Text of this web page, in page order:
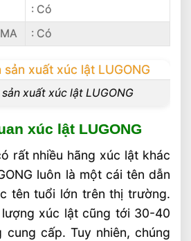
: Có
: Có
xuất xúc lật LUGONG
xúc lật LUGONG
rất nhiều hãng xúc lật khác
luôn là một cái tên dẫn
tên tuổi lớn trên thị trường.
lượng xúc lật cũng tới 30-40
cung cấp. Tuy nhiên, chúng